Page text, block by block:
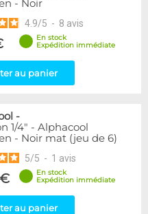
12
4
5
- Noir
4.9/5 - 8 avis
En stock
Expédition immédiate
au panier
-
1/4" - Alphacool
- Noir mat (jeu de 6)
5/5 - 1 avis
En stock
Expédition immédiate
au panier